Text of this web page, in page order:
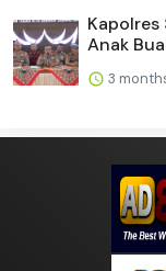
Kapolres
Anak
3